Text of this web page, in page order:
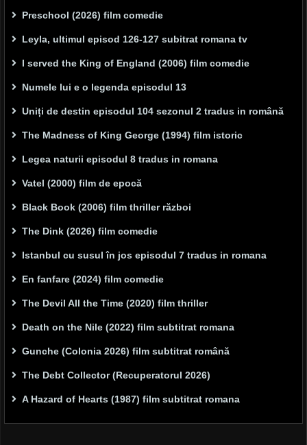
Preschool (2026) film comedie
Leyla, ultimul episod 126-127 subitrat romana tv
I served the King of England (2006) film comedie
Numele lui e o legenda episodul 13
Uniți de destin episodul 104 sezonul 2 tradus in română
The Madness of King George (1994) film istoric
Legea naturii episodul 8 tradus in romana
Vatel (2000) film de epocă
Black Book (2006) film thriller război
The Dink (2026) film comedie
Istanbul cu susul în jos episodul 7 tradus in romana
En fanfare (2024) film comedie
The Devil All the Time (2020) film thriller
Death on the Nile (2022) film subtitrat romana
Gunche (Colonia 2026) film subtitrat română
The Debt Collector (Recuperatorul 2026)
A Hazard of Hearts (1987) film subtitrat romana